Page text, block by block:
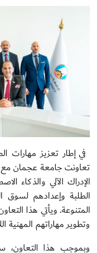
في إطار تعزيز مهارات
الإدراك الآلي والذكاء
الطلبة وإعدادهم
المتنوعة. ويأتي هذا
وتطوير مهاراتهم المهنية